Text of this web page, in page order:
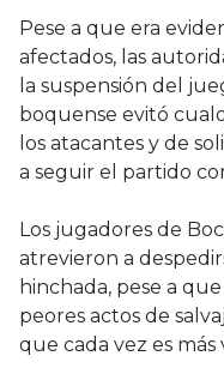
Pese a que era
afectados, las
la suspensión del
boquense evitó
los atacantes y de
a seguir el partido
Los jugadores de
atrevieron a
hinchada, pese a
peores actos de
que cada vez es más